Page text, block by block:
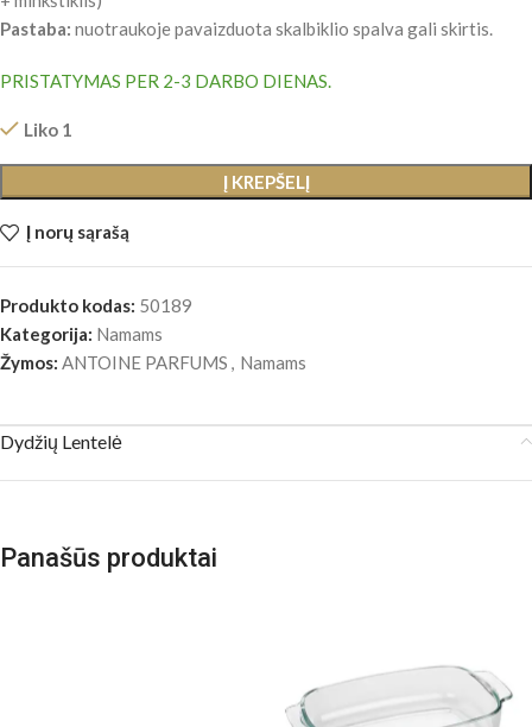
Pastaba: nuotraukoje pavaizduota skalbiklio spalva gali skirtis.
PRISTATYMAS PER 2-3 DARBO DIENAS.
Liko 1
Į KREPŠELĮ
Į norų sąrašą
Produkto kodas: 50189
Kategorija: Namams
Žymos: ANTOINE PARFUMS , Namams
Dydžių Lentelė
Panašūs produktai